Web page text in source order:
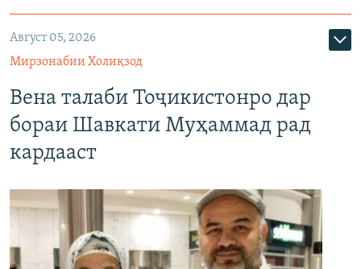
Август 05, 2026
Мирзонабии Холиқзод
Вена талаби Тоҷикистонро дар
бораи Шавкати Муҳаммад рад
кардааст